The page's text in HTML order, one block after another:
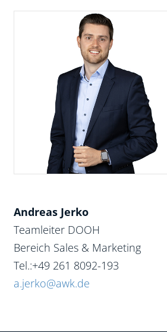
Andreas Jerko
Teamleiter DOOH
Bereich Sales & Marketing
Tel.:+49 261 8092-193
a.jerko@awk.de